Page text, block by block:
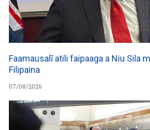
Faamausalī atili faipaaga a Niu Sila
Filipaina
07/08/2026